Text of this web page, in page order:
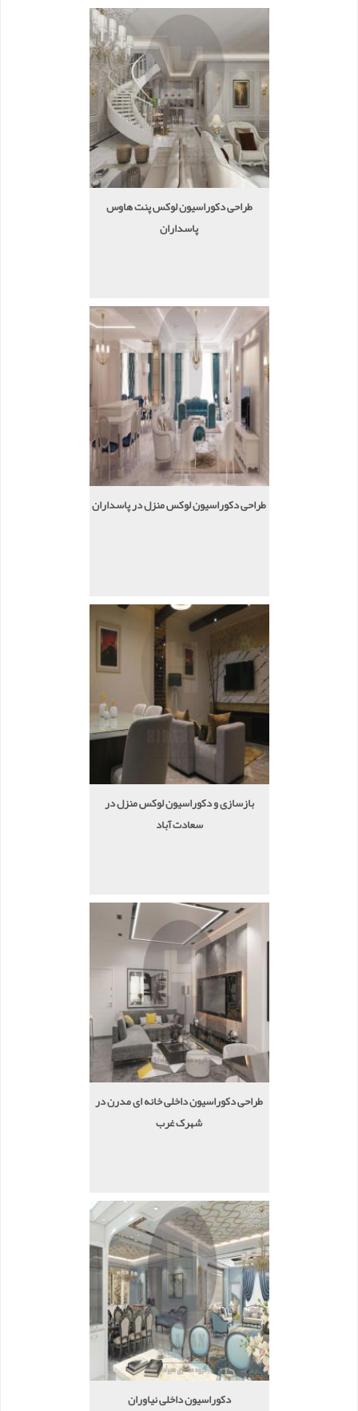
طراحی دکوراسیون لوکس پنت هاوس
پاسداران
طراحی دکوراسیون لوکس منزل در پاسداران
بازسازی و دکوراسیون لوکس منزل در
سعادت آباد
طراحی دکوراسیون داخلی خانه ای مدرن در
شهرک غرب
دکوراسیون داخلی نیاوران